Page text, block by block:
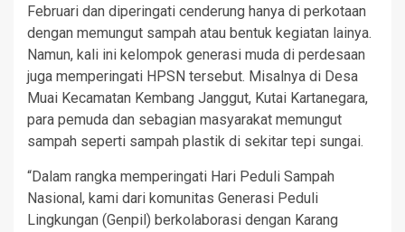
Februari dan diperingati cenderung hanya di perkotaan
dengan memungut sampah atau bentuk kegiatan lainya.
Namun, kali ini kelompok generasi muda di perdesaan
juga memperingati HPSN tersebut. Misalnya di Desa
Muai Kecamatan Kembang Janggut, Kutai Kartanegara,
para pemuda dan sebagian masyarakat memungut
sampah seperti sampah plastik di sekitar tepi sungai.
“Dalam rangka memperingati Hari Peduli Sampah
Nasional, kami dari komunitas Generasi Peduli
Lingkungan (Genpil) berkolaborasi dengan Karang